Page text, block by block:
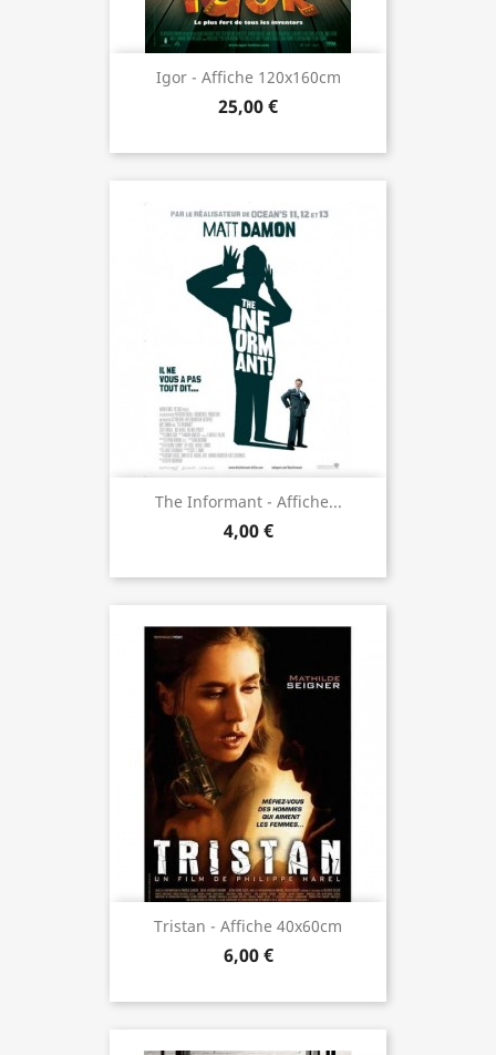
Igor - Affiche 120x160cm
25,00 €
The Informant - Affiche...
4,00 €
Tristan - Affiche 40x60cm
6,00 €